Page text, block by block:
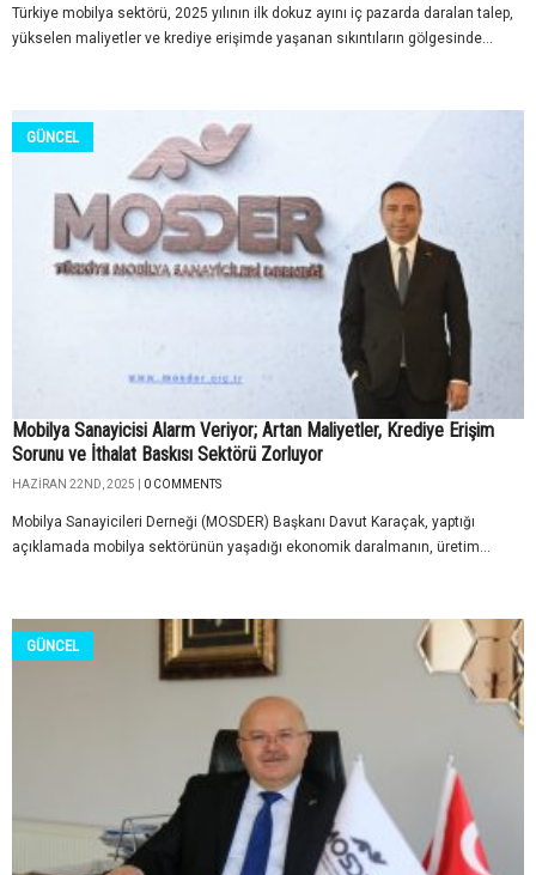
Türkiye mobilya sektörü, 2025 yılının ilk dokuz ayını iç pazarda daralan talep,
yükselen maliyetler ve krediye erişimde yaşanan sıkıntıların gölgesinde...
GÜNCEL
Mobilya Sanayicisi Alarm Veriyor; Artan Maliyetler, Krediye Erişim
Sorunu ve İthalat Baskısı Sektörü Zorluyor
HAZIRAN 22ND, 2025 | 0 COMMENTS
Mobilya Sanayicileri Derneği (MOSDER) Başkanı Davut Karaçak, yaptığı
açıklamada mobilya sektörünün yaşadığı ekonomik daralmanın, üretim...
GÜNCEL